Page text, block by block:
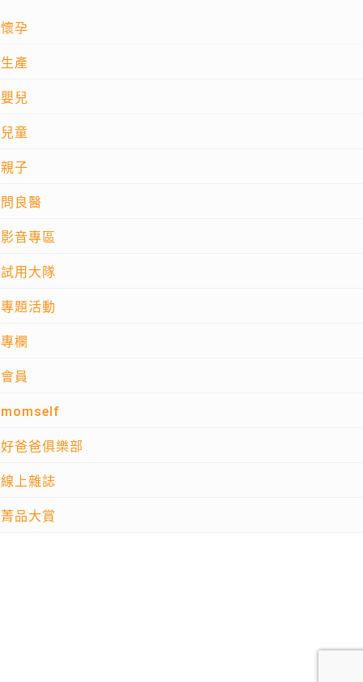
懷孕
生產
嬰兒
兒童
親子
問良醫
影音專區
試用大隊
專題活動
專欄
會員
momself
好爸爸俱樂部
線上雜誌
菁品大賞